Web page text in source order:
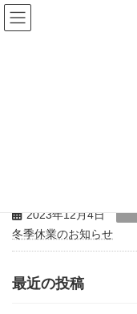
コ
ン
テ
ナ
ビ
ゲ
2023年12月4日
冬季休業のお知らせ
最近の投稿